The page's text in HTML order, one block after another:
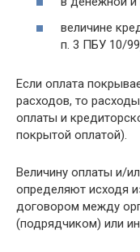
величине
п. 3 ПБУ 10/
Если оплата
расходов, то
оплаты и
покрытой оплатой).
Величину оплаты и/
определяют исходя
договором между
(подрядчиком) или